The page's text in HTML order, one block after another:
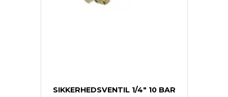
SIKKERHEDSVENTIL 1/4" 10 BAR